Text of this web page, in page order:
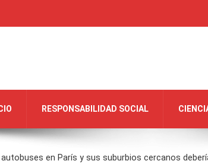
RESPONSABILIDAD SOCIAL
en París y sus suburbios cercanos